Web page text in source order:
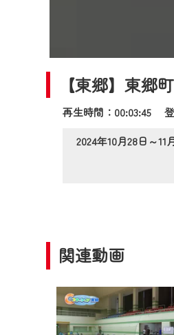
【東郷】東郷
再生時間：00:03:45
2024年10月28日～11
関連動画
日時 9/
ご不便を